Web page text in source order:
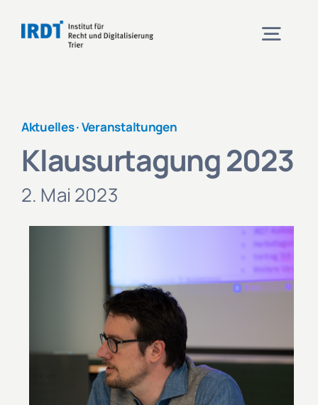
Inhalt
Veranstaltungen
Kontakt und Anfahrt
Aktuelles ·Veranstaltungen
Klausurtagung 2023
2. Mai 2023